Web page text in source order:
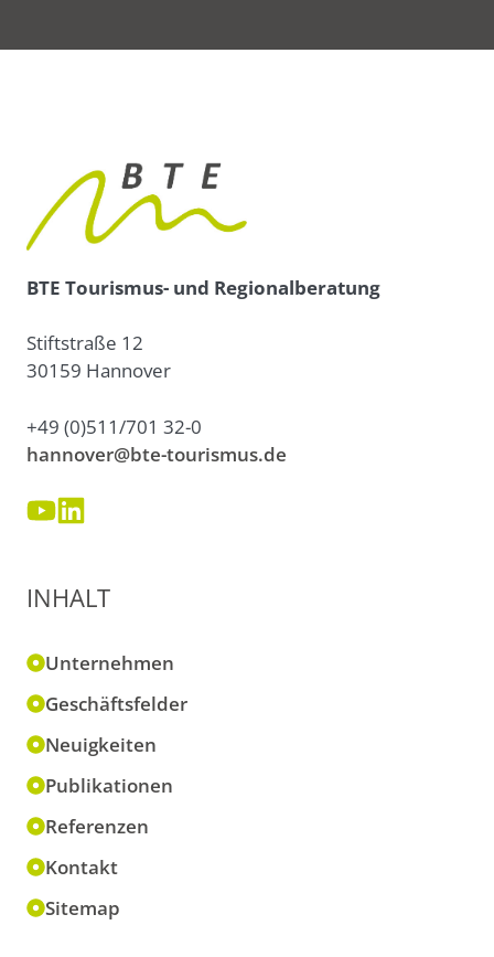
BTE Tourismus- und Regionalberatung
Stiftstraße 12
30159 Hannover
+49 (0)511/701 32-0
hannover@bte-tourismus.de
INHALT
Unternehmen
Geschäftsfelder
Neuigkeiten
Publikationen
Referenzen
Kontakt
Sitemap